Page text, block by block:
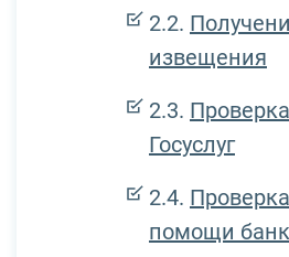
извещения
Госуслуг
помощи